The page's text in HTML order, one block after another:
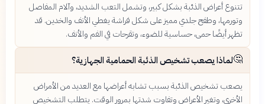
تتنوع أعراض الذئبة بشكل كبير، وتشمل التعب الشديد، وآلام المفاصل
وتورمها، وطفح جلدي مميز على شكل فراشة يغطي الأنف والخدين. قد
تظهر أيضًا حمى، حساسية للضوء، وتقرحات في الفم والأنف.
🤔لماذا يصعب تشخيص الذئبة الحمامية الجهازية؟
يصعب تشخيص الذئبة بسبب تشابه أعراضها مع العديد من الأمراض
الأخرى، وتغير الأعراض وتفاوت شدتها بمرور الوقت. يتطلب التشخيص